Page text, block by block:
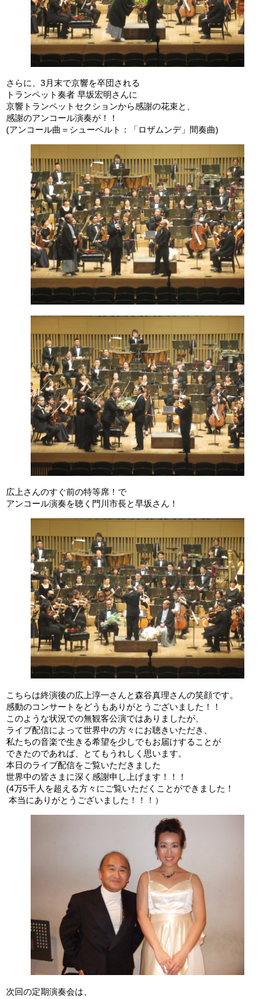
さらに、3月末で京響を卒団される
トランペット奏者 早坂宏明さんに
京響トランペットセクションから感謝の花束と、
感謝のアンコール演奏が！！
(アンコール曲＝シューベルト：「ロザムンデ」間奏曲)
広上さんのすぐ前の特等席！で
アンコール演奏を聴く門川市長と早坂さん！
こちらは終演後の広上淳一さんと森谷真理さんの笑顔です。
感動のコンサートをどうもありがとうございました！！
このような状況での無観客公演ではありましたが、
ライブ配信によって世界中の方々にお聴きいただき、
私たちの音楽で生きる希望を少しでもお届けすることが
できたのであれば、とてもうれしく思います。
本日のライブ配信をご覧いただきました
世界中の皆さまに深く感謝申し上げます！！！
(4万5千人を超える方々にご覧いただくことができました！
本当にありがとうございました！！！）
次回の定期演奏会は、